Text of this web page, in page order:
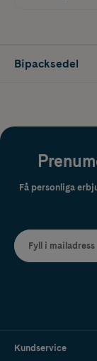
Bipacksedel
Få personliga
Fyll i mailadress
Kundservice